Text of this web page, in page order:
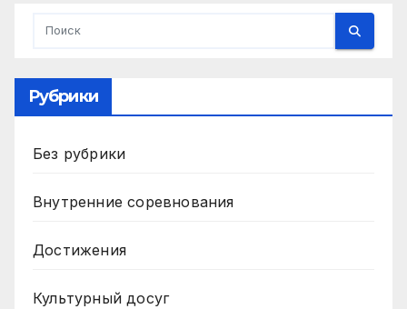
Рубрики
Без рубрики
Внутренние соревнования
Достижения
Культурный досуг